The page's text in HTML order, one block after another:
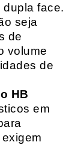
face.
seja
de
volume
de
HB
em